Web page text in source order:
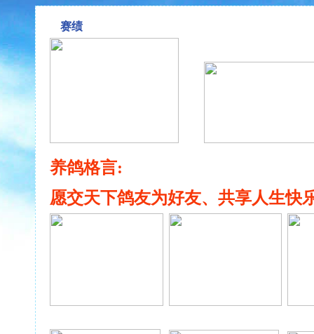
赛绩
养鸽格言:
愿交天下鸽友为好友、共享人生快